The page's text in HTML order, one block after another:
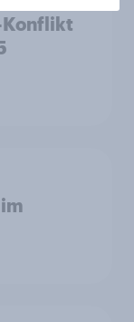
Konflikt